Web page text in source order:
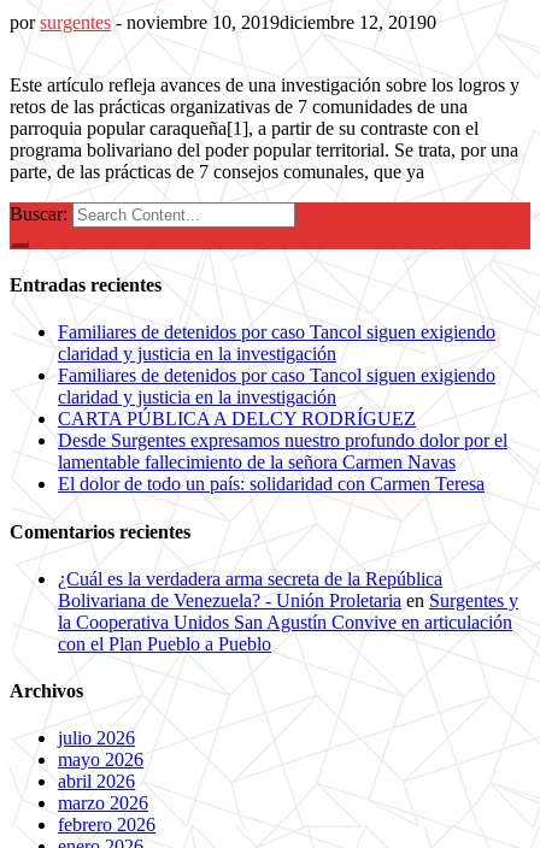
porsurgentes - noviembre 10, 2019diciembre 12, 20190
Este artículo refleja avances de una investigación sobre los logros y
retos de las prácticas organizativas de 7 comunidades de una
parroquia popular caraqueña[1], a partir de su contraste con el
programa bolivariano del poder popular territorial. Se trata, por una
parte, de las prácticas de 7 consejos comunales, que ya
Buscar:
Entradas recientes
Familiares de detenidos por caso Tancol siguen exigiendo
claridad y justicia en la investigación
Familiares de detenidos por caso Tancol siguen exigiendo
claridad y justicia en la investigación
CARTA PÚBLICA A DELCY RODRÍGUEZ
Desde Surgentes expresamos nuestro profundo dolor por el
lamentable fallecimiento de la señora Carmen Navas
El dolor de todo un país: solidaridad con Carmen Teresa
Comentarios recientes
¿Cuál es la verdadera arma secreta de la República
Bolivariana de Venezuela? - Unión Proletaria en Surgentes y
la Cooperativa Unidos San Agustín Convive en articulación
con el Plan Pueblo a Pueblo
Archivos
julio 2026
mayo 2026
abril 2026
marzo 2026
febrero 2026